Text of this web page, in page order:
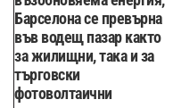
Барселона се превърна
във водещ пазар както
за жилищни, така и за
търговски
фотоволтаични